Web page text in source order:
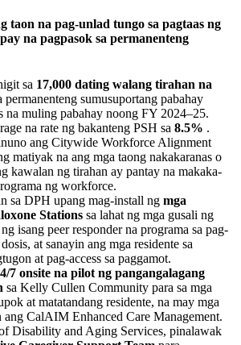
taon na pag-unlad tungo sa pagtaas ng
na pagpasok sa permanenteng
sa 17,000 dating walang tirahan na
permanenteng sumusuportang pabahay
na muling pabahay noong FY 2024–25.
na rate ng bakanteng PSH sa 8.5% .
ang Citywide Workforce Alignment
matiyak na ang mga taong nakakaranas o
kawalan ng tirahan ay pantay na makaka-
ng workforce.
sa DPH upang mag-install ng mga
Stations sa lahat ng mga gusali ng
isang peer responder na programa sa pag-
at sanayin ang mga residente sa
at pag-access sa paggamot.
7 onsite na pilot ng pangangalagang
sa Kelly Cullen Community para sa mga
at matatandang residente, na may mga
ang CalAIM Enhanced Care Management.
Disability and Aging Services, pinalawak